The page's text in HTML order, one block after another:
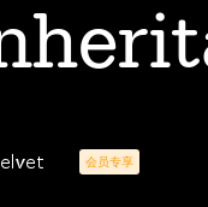
会员专享